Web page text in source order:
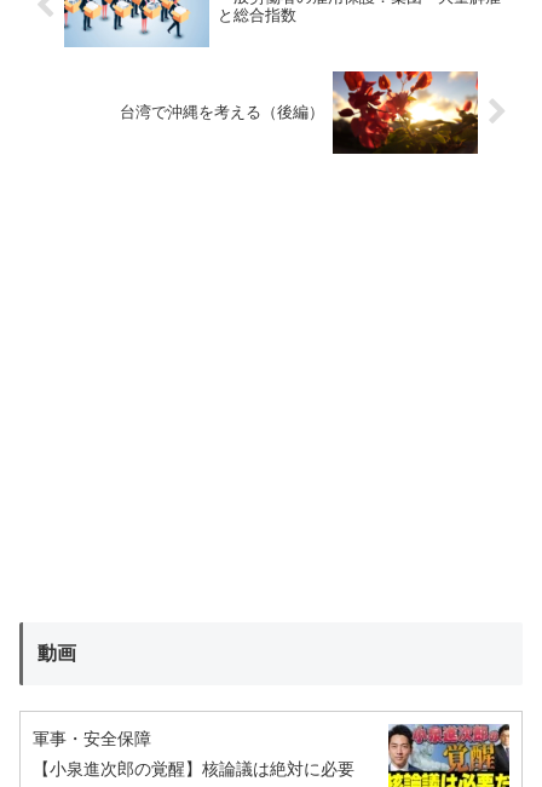
と総合指数
台湾で沖縄を考える（後編）
動画
軍事・安全保障
【小泉進次郎の覚醒】核論議は絶対に必要